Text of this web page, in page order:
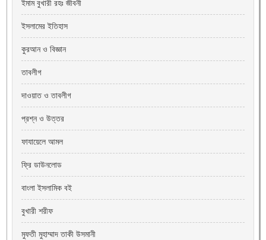
ইমাম বুখারী রহঃ জীবনী
ইসলামের ইতিহাস
কুরআন ও বিজ্ঞান
তাবলীগ
দাওয়াত ও তাবলীগ
প্রশ্ন ও উত্তর
ফাযায়েলে আমল
ফ্রি ডাউনলোড
বাংলা ইসলামিক বই
বুখারী শরীফ
মুফতী মুহাম্মাদ তাকী উসমানী